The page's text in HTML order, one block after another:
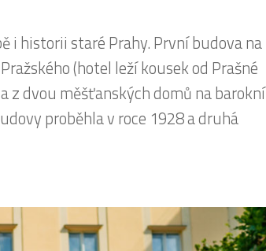
i historii staré Prahy. První budova na
(hotel leží kousek od Prašné
z dvou měšťanských domů na barokní
proběhla v roce 1928 a druhá